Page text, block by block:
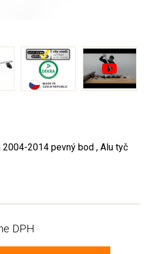
2014 pevný bod , Alu tyč
DPH